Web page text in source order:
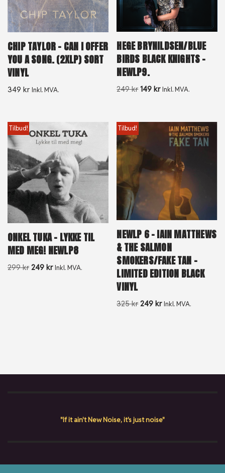
CHIP TAYLOR – CAN I OFFER
YOU A SONG. (2XLP) SORT
VINYL
349 kr Inkl. MVA.
HEGE BRYNILDSEN/BLUE
BIRDS BLACK KNIGHTS –
NEWLP9.
249kr 149 kr Inkl. MVA.
Tilbud!
ONKEL TUKA – LYKKE TIL
MED MEG! NEWLP8
299kr 249 kr Inkl. MVA.
Tilbud!
NEWLP 6 – IAIN MATTHEWS
& THE SALMON
SMOKERS/FAKE TAN –
LIMITED EDITION BLACK
VINYL
325kr 249 kr Inkl. MVA.
"If it ain't New Noise, it's just noise"